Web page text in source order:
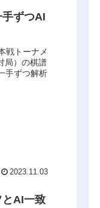
ずつAI
戦トーナメ
局）の棋譜
手ずつ解析
2023.11.03
AI一致